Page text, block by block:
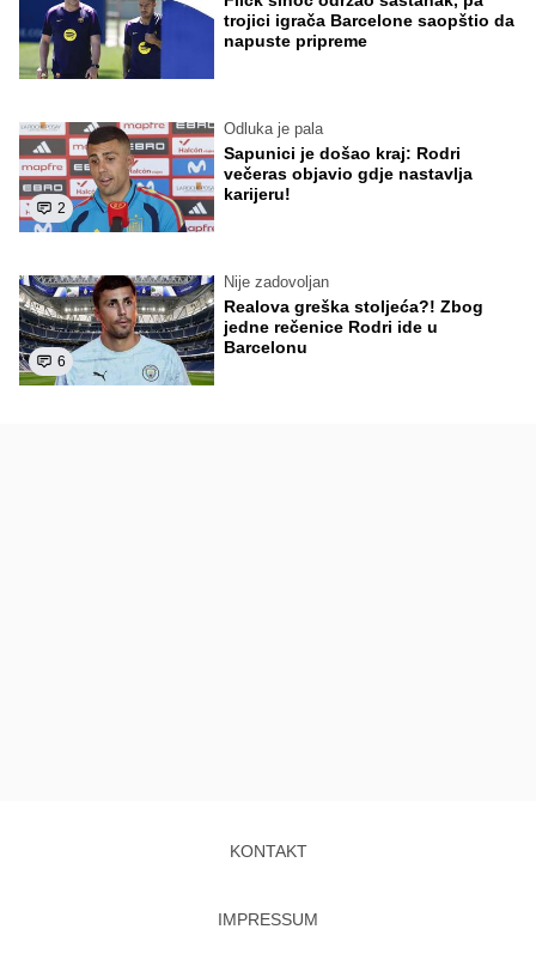
trojici igrača Barcelone saopštio da
napuste pripreme
2
Odluka je pala
Sapunici je došao kraj: Rodri
večeras objavio gdje nastavlja
karijeru!
6
Nije zadovoljan
Realova greška stoljeća?! Zbog
jedne rečenice Rodri ide u
Barcelonu
KONTAKT
IMPRESSUM